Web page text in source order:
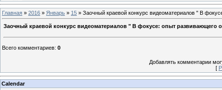
Главная » 2016 » Январь » 15 » Заочный краевой конкурс видеоматериалов " В
Заочный краевой конкурс видеоматериалов " В фокусе: опыт развивающего
Всего комментариев: 0
Добавлять комментарии
[
Calendar